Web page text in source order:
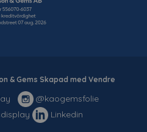
& Gems Skapad med Vendre
@kaogemsfolie
Linkedin